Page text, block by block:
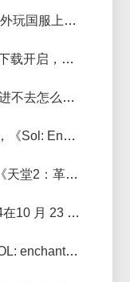
上古世纪归来国服预约开启，海外玩国服上古世纪归来加速器推荐
灵魂魔咒《SOL： enchant》预下载开启，一键免谷歌登录下载《SOL： enchant》客户端教程
《RF Online Next》全球服开服进不去怎么办，用什么加速器延迟低稳定
《Sol: Enchant》游戏玩法详解，《Sol: Enchant》进不去用什么加速器好？
《天堂2：革命》新服怎么玩，《天堂2：革命》独享IP加速器推荐
使命召唤23： Modern Warfare 4在10 月 23 日上线，好用的加速器推荐
《SOL: enchant》能搬砖吗，SOL: enchant多开稳定加速器推荐